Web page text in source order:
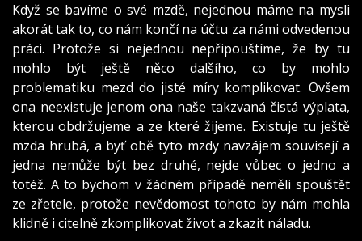
Když se bavíme o své mzdě, nejednou máme na mysli
akorát tak to, co nám končí na účtu za námi odvedenou
práci. Protože si nejednou nepřipouštíme, že by tu
mohlo být ještě něco dalšího, co by mohlo
problematiku mezd do jisté míry komplikovat. Ovšem
ona neexistuje jenom ona naše takzvaná čistá výplata,
kterou obdržujeme a ze které žijeme. Existuje tu ještě
mzda hrubá, a byť obě tyto mzdy navzájem souvisejí a
jedna nemůže být bez druhé, nejde vůbec o jedno a
totéž. A to bychom v žádném případě neměli spouštět
ze zřetele, protože nevědomost tohoto by nám mohla
klidně i citelně zkomplikovat život a zkazit náladu.